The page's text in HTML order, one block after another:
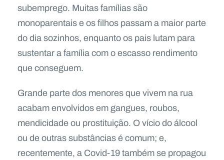
subemprego. Muitas famílias são
monoparentais e os filhos passam a maior parte
do dia sozinhos, enquanto os pais lutam para
sustentar a família com o escasso rendimento
que conseguem.
Grande parte dos menores que vivem na rua
acabam envolvidos em gangues, roubos,
mendicidade ou prostituição. O vício do álcool
ou de outras substâncias é comum; e,
recentemente, a Covid-19 também se propagou